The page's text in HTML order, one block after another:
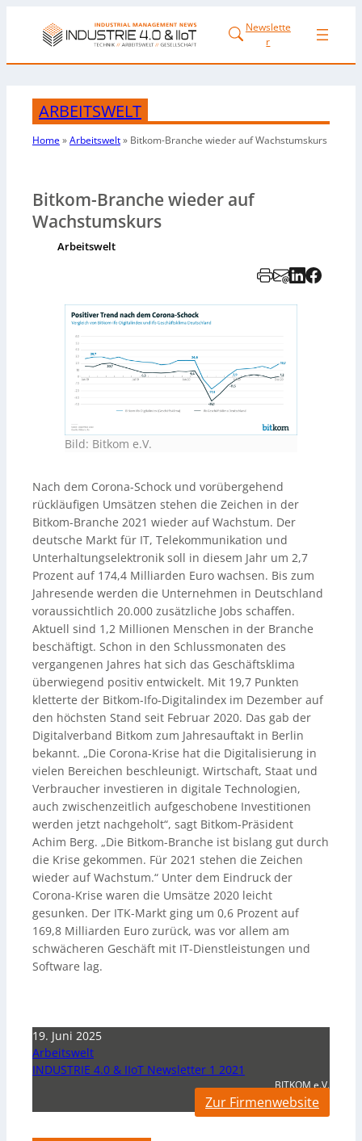
Newslette
r
ARBEITSWELT
Home»Arbeitswelt» Bitkom-Branche wieder auf Wachstumskurs
Bitkom-Branche wieder auf
Wachstumskurs
Arbeitswelt
Bild: Bitkom e.V.
Nach dem Corona-Schock und vorübergehend
rückläufigen Umsätzen stehen die Zeichen in der
Bitkom-Branche 2021 wieder auf Wachstum. Der
deutsche Markt für IT, Telekommunikation und
Unterhaltungselektronik soll in diesem Jahr um 2,7
Prozent auf 174,4 Milliarden Euro wachsen. Bis zum
Jahresende werden die Unternehmen in Deutschland
voraussichtlich 20.000 zusätzliche Jobs schaffen.
Aktuell sind 1,2 Millionen Menschen in der Branche
beschäftigt. Schon in den Schlussmonaten des
vergangenen Jahres hat sich das Geschäftsklima
überwiegend positiv entwickelt. Mit 19,7 Punkten
kletterte der Bitkom-Ifo-Digitalindex im Dezember auf
den höchsten Stand seit Februar 2020. Das gab der
Digitalverband Bitkom zum Jahresauftakt in Berlin
bekannt. „Die Corona-Krise hat die Digitalisierung in
vielen Bereichen beschleunigt. Wirtschaft, Staat und
Verbraucher investieren in digitale Technologien,
auch zwischenzeitlich aufgeschobene Investitionen
werden jetzt nachgeholt“, sagt Bitkom-Präsident
Achim Berg. „Die Bitkom-Branche ist bislang gut durch
die Krise gekommen. Für 2021 stehen die Zeichen
wieder auf Wachstum.“ Unter dem Eindruck der
Corona-Krise waren die Umsätze 2020 leicht
gesunken. Der ITK-Markt ging um 0,6 Prozent auf
169,8 Milliarden Euro zurück, was vor allem am
schwächeren Geschäft mit IT-Dienstleistungen und
Software lag.
19. Juni 2025
Arbeitswelt
INDUSTRIE 4.0 & IIoT Newsletter 1 2021
BITKOM e.V.
Zur Firmenwebsite